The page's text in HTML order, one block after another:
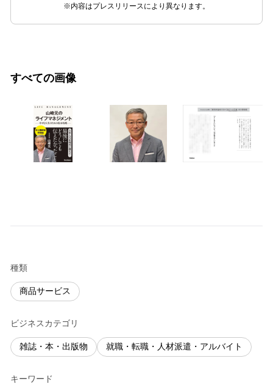
※内容はプレスリリースにより異なります。
すべての画像
種類
商品サービス
ビジネスカテゴリ
雑誌・本・出版物 就職・転職・人材派遣・アルバイト
キーワード